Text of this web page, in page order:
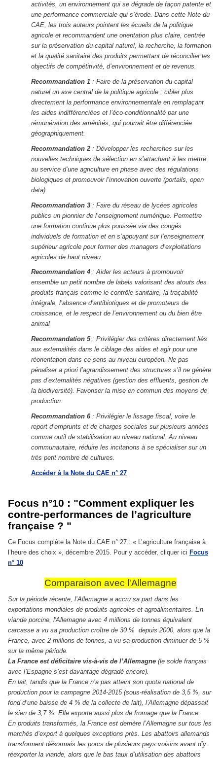
activités, un environnement qui se dégrade de façon patente et
une performance commerciale qui s’érode. Dans cette Note du
CAE, les trois auteurs pointent les écueils de la politique
agricole et recommandent une orientation plus claire, centrée
sur la préservation du capital naturel, la recherche, la formation
et la qualité sanitaire des produits permettant de réconcilier les
objectifs de compétitivité, d’environnement et de revenus.
Recommandation 1: Faire de la préservation du capital
naturel un axe central de la politique agricole ; cibler plus
directement la performance environnementale en remplaçant
les aides indifférenciées et l’éco-conditionnalité par une
rémunération des aménités, qui pourrait être différenciée
géographiquement.
Recommandation 2 : Développer les recherches sur les
nouvelles techniques de sélection en s’attachant à les mettre
au service d’une agriculture en phase avec des régulations
biologiques et promouvoir l’innovation ouverte (portails, open
data).
Recommandation 3 : Faire du réseau de lycées agricoles
publics un pionnier de l’enseignement numérique. Permettre
une formation continue plus poussée via des congés
individuels de formation et en s’appuyant sur l’enseignement
supérieur agricole pour former des managers d’exploitations
agricoles de haut niveau.
Recommandation 4 : Aider les acteurs à promouvoir
ensemble un petit nombre de labels valorisant des atouts des
produits français comme le contrôle sanitaire, la traçabilité
intégrale, l’absence d’antibiotiques et de promoteurs de
croissance, et le respect de l’environnement ou du bien être
animal
Recommandation 5: Privilégier des critères directement liés
aux externalités dans le ciblage des aides et agir pour une
réorientation dans ce sens au niveau européen. Ne pas
pénaliser a priori l’agrandissement des structures s’il ne génère
pas d’externalités négatives (gestion des effluents, gestion de
la biodiversité). Favoriser la mise en commun des moyens de
production.
Recommandation 6: Privilégier le lissage fiscal, voire le
report d’emprunts et de charges sociales sur plusieurs années
comme outil de stabilisation au niveau national. Au niveau
communautaire, réduire les incitations à se spécialiser sur un
très petit nombre de cultures.
Accéder à la Note du CAE n° 27
Focus n°10 : "Comment expliquer les
contre-performances de l’agriculture
française ? "
Ce Focus complète la Note du CAE n° 27 : « L’agriculture française à
l’heure des choix », décembre 2015. Pour y accéder, cliquer ici Focus
n° 10
Comparaison avec l'Allemagne
Sur la période récente, l’Allemagne a accru sa part dans les
exportations mondiales de produits agricoles et agroalimentaires. En
viande porcine, l'Allemagne avec 4 millions de tonnes équivalent
carcasse a vu sa production croître de 30 % depuis 2000, alors que la
France, avec 2 millions de tonnes, a vu sa production diminuer de 5 %
sur la même période.
La France est déficitaire vis‐à‐vis de l’Allemagne (le solde français
avec l’Espagne s’est davantage dégradé encore).
En lait, tandis que la France n’a pas atteint son quota national de
production pour la campagne 2014‐2015 (sous‐réalisation de 3,5 %, sur
fond d’une baisse de 4 % de la collecte de lait), l’Allemagne dépassait
le sien de 3,7 %. Elle exporte aussi plus de fromage que la France.
En produits transformés, la France est derrière l’Allemagne sur tous les
marchés d’export à quelques exceptions près. Les abattoirs allemands
transforment désormais les porcs de plusieurs pays voisins avant d’y
réexporter la viande, alors que le bas taux d’utilisation des abattoirs